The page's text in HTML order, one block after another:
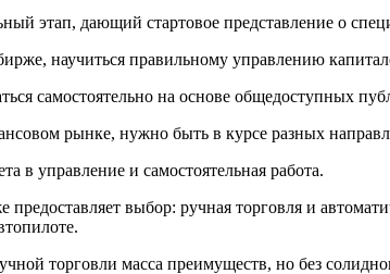
этап, дающий стартовое представление о
научиться правильному управлению
самостоятельно на основе общедоступных
рынке, нужно быть в курсе разных
в управление и самостоятельная работа.
предоставляет выбор: ручная торговля и
торговли масса преимуществ, но без